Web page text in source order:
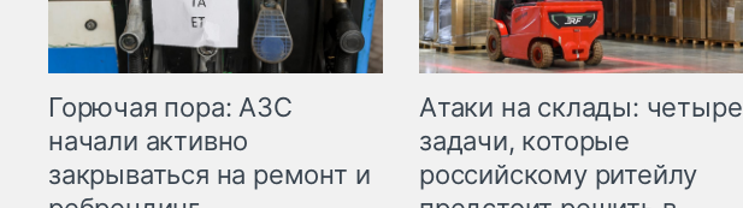
Горючая пора: АЗС
начали активно
закрываться на ремонт и
Атаки на склады: четыре
задачи, которые
российскому ритейлу